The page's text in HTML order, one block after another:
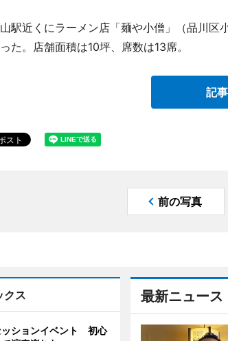
駅近くにラーメン店「麺や小僧」（品川
た。店舗面積は10坪、席数は13席。
記
前の写真
最新ニュース
クス
ッションイベント 初心